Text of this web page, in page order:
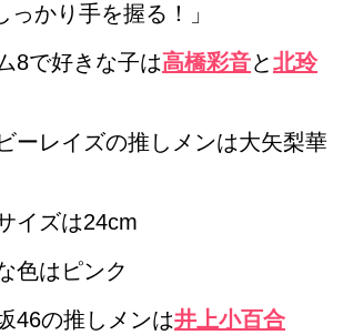
っかり手を握る！」
8で好きな子は高橋彩音と北玲
ーレイズの推しメンは大矢梨華
イズは24cm
色はピンク
46の推しメンは井上小百合